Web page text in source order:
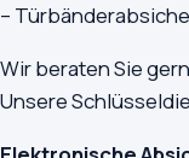
–
Wir beraten Sie
Unsere